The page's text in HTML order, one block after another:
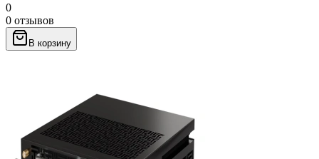
0
0 отзывов
В корзину